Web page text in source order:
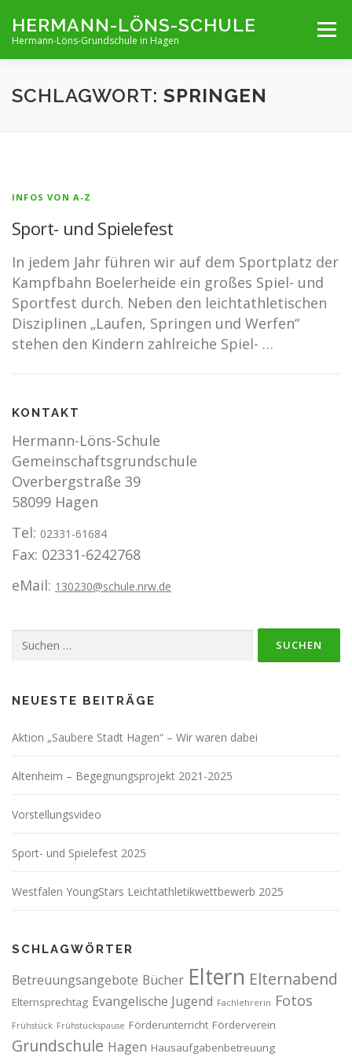
Inhalt
springen
HERMANN-LÖNS-SCHULE
Hermann-Löns-Grundschule in Hagen
Menü
TERMINE UNSERE SCHULE INFOS VON A-Z
SCHLAGWORT: SPRINGEN
INFOS VON A-Z
Sport- und Spielefest
In jedem Jahr führen wir auf dem Sportplatz der
Kampfbahn Boelerheide ein großes Spiel- und
Sportfest durch. Neben den leichtathletischen
Disziplinen „Laufen, Springen und Werfen“
stehen den Kindern zahlreiche Spiel- …
KONTAKT
Hermann-Löns-Schule
Gemeinschaftsgrundschule
Overbergstraße 39
58099 Hagen
Tel: 02331-61684
Fax: 02331-6242768
eMail: 130230@schule.nrw.de
Suchen
NEUESTE BEITRÄGE
Aktion „Saubere Stadt Hagen“ – Wir waren dabei
Altenheim – Begegnungsprojekt 2021-2025
Vorstellungsvideo
Sport- und Spielefest 2025
Westfalen YoungStars Leichtathletikwettbewerb 2025
SCHLAGWÖRTER
Betreuungsangebote Bücher Eltern Elternabend
Elternsprechtag Evangelische Jugend Fachlehrerin Fotos
Frühstück Frühstückspause Förderunterricht Förderverein
Grundschule Hagen Hausaufgabenbetreuung